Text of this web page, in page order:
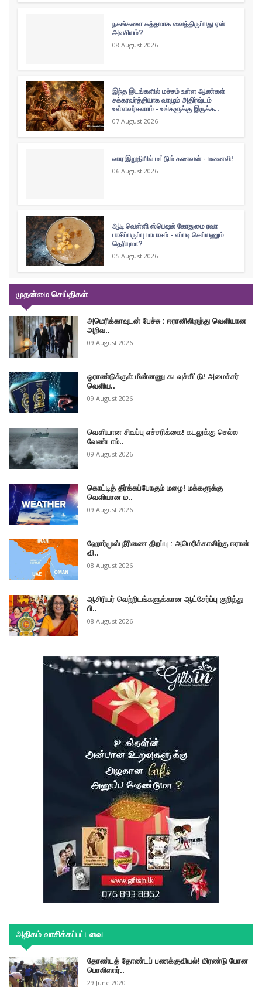
நகங்களை சுத்தமாக வைத்திருப்பது ஏன்
அவசியம்?
08 August 2026
இந்த இடங்களில் மச்சம் உள்ள ஆண்கள்
சக்கரவர்த்தியாக வாழும் அதிர்ஷ்டம்
உள்ளவர்களாம் - உங்களுக்கு இருக்க..
07 August 2026
வார இறுதியில் மட்டும் கணவன் - மனைவி!
06 August 2026
ஆடி வெள்ளி ஸ்பெஷல் கோதுமை ரவா
பாசிப்பருப்பு பாயாசம் - எப்படி செய்யணும்
தெரியுமா?
05 August 2026
முதன்மை செய்திகள்
அமெரிக்காவுடன் பேச்சு : ஈரானிலிருந்து வெளியான
அறிவ..
09 August 2026
ஓராண்டுக்குள் மின்னணு கடவுச்சீட்டு! அமைச்சர்
வெளிய..
09 August 2026
வௌியான சிவப்பு எச்சரிக்கை! கடலுக்கு செல்ல
வேண்டாம்..
09 August 2026
கொட்டித் தீர்க்கப்போகும் மழை! மக்களுக்கு
வெளியான ம..
09 August 2026
ஹோர்முஸ் நீரிணை திறப்பு : அமெரிக்காவிற்கு ஈரான்
வி..
08 August 2026
ஆசிரியர் வெற்றிடங்களுக்கான ஆட்சேர்ப்பு குறித்து
பி..
08 August 2026
அதிகம் வாசிக்கப்பட்டவை
தோண்டத் தோண்டப் பணக்குவியல்! மிரண்டு போன
பொலிஸார்..
29 June 2020